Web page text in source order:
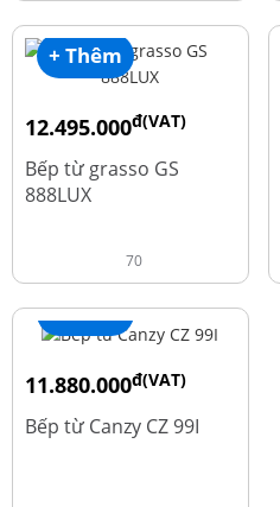
+ Thêm
12.495.000đ(VAT)
16.660.000
Bếp từ grasso GS
888LUX
70
+ Thêm
11.880.000đ(VAT)
13.980.000
Bếp từ Canzy CZ 99I